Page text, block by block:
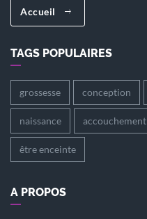
Accueil
TAGS POPULAIRES
grossesse conception
naissance accouchement
être enceinte
A PROPOS